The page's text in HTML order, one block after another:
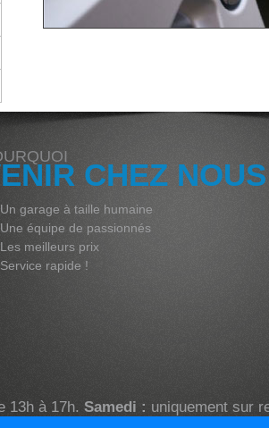
CHEZ NOUS
Un garage à taille humaine
Une équipe de passionnés
Les meilleurs prix
Service rapide !
13h à 17h. Samedi : uniquement sur